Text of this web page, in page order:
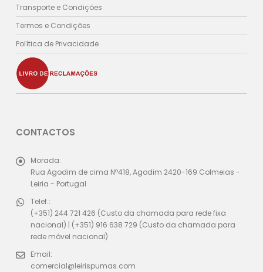
Transporte e Condições
Termos e Condições
Política de Privacidade
CONTACTOS
Morada:
Rua Agodim de cima Nº418, Agodim 2420-169 Colmeias -
Leiria - Portugal
Telef.:
(+351) 244 721 426 (Custo da chamada para rede fixa
nacional) | (+351) 916 638 729 (Custo da chamada para
rede móvel nacional)
Email:
comercial@leirispumas.com